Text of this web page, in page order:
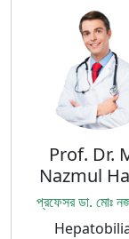
Prof. Dr.
Nazmul
প্রফেসর ডা. মোঃ